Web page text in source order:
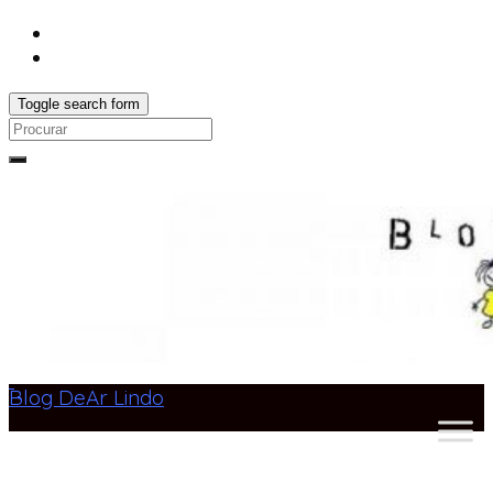
Toggle search form
Search
Blog DeAr Lindo